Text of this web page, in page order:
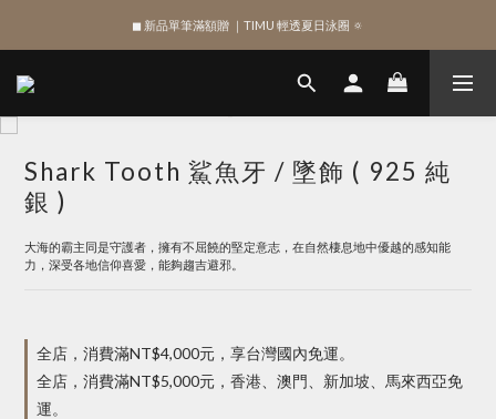
綁定 LINE 註冊新會員，獲得 $100 購物金
◼︎ 新品單筆滿額贈 ｜TIMU 輕透夏日泳圈 🔅
綁定 LINE 註冊新會員，獲得 $100 購物金
Shark Tooth 鯊魚牙 / 墜飾 ( 925 純
銀 )
大海的霸主同是守護者，擁有不屈饒的堅定意志，在自然棲息地中優越的感知能
力，深受各地信仰喜愛，能夠趨吉避邪。
全店，消費滿NT$4,000元，享台灣國內免運。
全店，消費滿NT$5,000元，香港、澳門、新加坡、馬來西亞免
運。